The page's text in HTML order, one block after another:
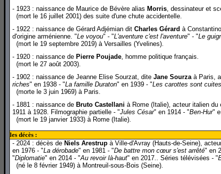
- 1923 : naissance de Maurice de Bévère alias Morris, dessinateur et
(mort le 16 juillet 2001) des suite d'une chute accidentelle.
- 1922 : naissance de Gérard Adjémian dit Charles Gérard à
d'origine arménienne. "Le voyou" - "L'aventure c'est l'aventure" - "Le
(mort le 19 septembre 2019) à Versailles (Yvelines).
- 1920 : naissance de Pierre Poujade, homme politique français.
(mort le 27 août 2003).
- 1902 : naissance de Jeanne Elise Sourzat, dite Jane Sourzaà Paris,
riches" en 1938 - "La famille Duraton" en 1939 - "Les carottes sont cuites
(morte le 3 juin 1969) à Paris.
- 1881 : naissance de Bruto Castellani à Rome (Italie), acteur italien
1911 à 1928. Filmographie partielle - "Jules César" en 1914 - "Ben-Hur"
(mort le 19 janvier 1933) à Rome (Italie).
les décès :
- 2024 : décès de Niels Arestrup à Ville-d'Avray (Hauts-de-Seine),
en 1976 - "La dérobade" en 1981 - "De battre mon cœur s'est arrêté" en
"Diplomatie" en 2014 - "Au revoir là-haut" en 2017.. Séries télévisées - "
(né le 8 février 1949) à Montreuil-sous-Bois (Seine).